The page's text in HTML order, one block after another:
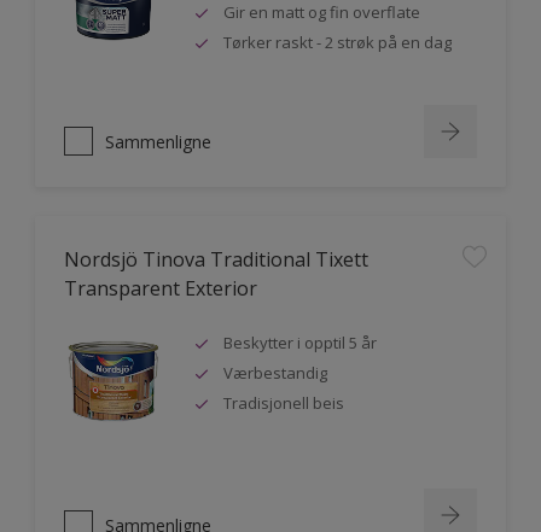
Gir en matt og fin overflate
Tørker raskt - 2 strøk på en dag
Sammenligne
Nordsjö Tinova Traditional Tixett
Transparent Exterior
Beskytter i opptil 5 år
Værbestandig
Tradisjonell beis
Sammenligne